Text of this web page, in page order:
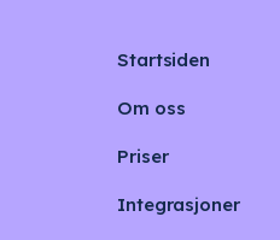
Startsiden
Om oss
Priser
Integrasjoner